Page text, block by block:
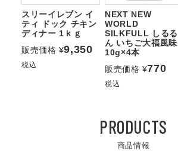
スリーイレブン イ
ティ ドック チキン
ディナー 1ｋｇ
販売価格 ¥9,350
税込
NEXT NEW
WORLD
SILKFULL しるる
ん いちご大福風味
10g×4本
販売価格 ¥770
税込
PRODUCTS
商品情報